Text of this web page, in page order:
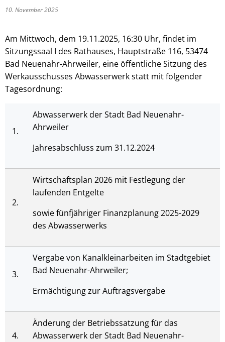
10. November 2025
Am Mittwoch, dem 19.11.2025, 16:30 Uhr, findet im
Sitzungssaal I des Rathauses, Hauptstraße 116, 53474
Bad Neuenahr-Ahrweiler, eine öffentliche Sitzung des
Werkausschusses Abwasserwerk statt mit folgender
Tagesordnung:
1.
Abwasserwerk der Stadt Bad Neuenahr-
Ahrweiler
Jahresabschluss zum 31.12.2024
2.
Wirtschaftsplan 2026 mit Festlegung der
laufenden Entgelte
sowie fünfjähriger Finanzplanung 2025-2029
des Abwasserwerks
3.
Vergabe von Kanalkleinarbeiten im Stadtgebiet
Bad Neuenahr-Ahrweiler;
Ermächtigung zur Auftragsvergabe
4.
Änderung der Betriebssatzung für das
Abwasserwerk der Stadt Bad Neuenahr-